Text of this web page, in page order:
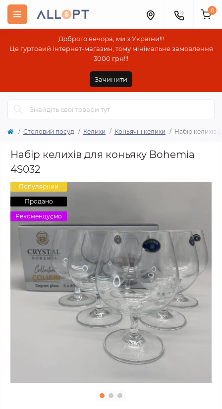
Доброго вечора, ми з України!!!
Це гуртовий інтернет-магазин, тому мінімальне замовлення
3000 грн!!!
Зачинити
0
Столовий посуд Келихи Коньячні келихи Набір келихів
Набір келихів для коньяку Bohemia
4S032
Популярний
Продано
Рекомендуємо